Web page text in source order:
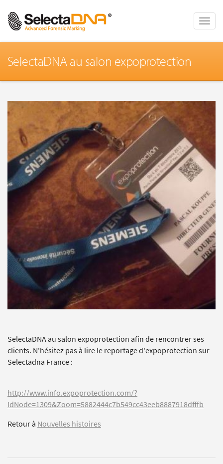
Toggle
SelectaDNA au salon expoprotection
SelectaDNA au salon expoprotection afin de rencontrer ses
clients. N'hésitez pas à lire le reportage d'expoprotection sur
Selectadna France :
http://www.info.expoprotection.com/?
IdNode=1309&Zoom=5882444c7b549cc43eeb8887918dfffb
Retour à Nouvelles histoires